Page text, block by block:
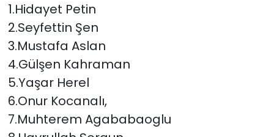
1.Hidayet Petin
2.Seyfettin Şen
3.Mustafa Aslan
4.Gülşen Kahraman
5.Yaşar Herel
6.Onur Kocanalı,
7.Muhterem Agababaoglu